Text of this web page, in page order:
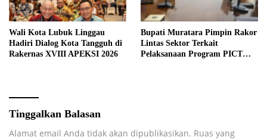
Wali Kota Lubuk Linggau
Hadiri Dialog Kota Tangguh di
Rakernas XVIII APEKSI 2026
Bupati Muratara Pimpin Rakor
Lintas Sektor Terkait
Pelaksanaan Program PICT
Tinggalkan Balasan
Alamat email Anda tidak akan dipublikasikan. Ruas yang